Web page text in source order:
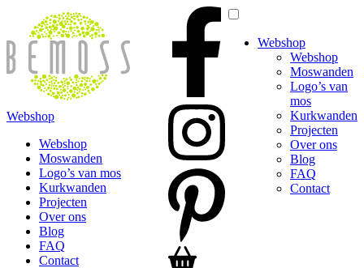
Webshop
Webshop
Moswanden
Logo’s van mos
Kurkwanden
Projecten
Over ons
Blog
FAQ
Contact
Webshop
Webshop
Moswanden
Logo’s van
mos
Kurkwanden
Projecten
Over ons
Blog
FAQ
Contact